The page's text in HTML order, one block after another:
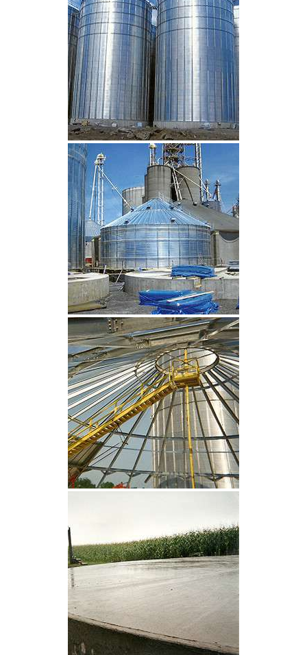
CLIQUEZ POUR AGRANDIR
CLIQUEZ POUR AGRANDIR
CLIQUEZ POUR AGRANDIR